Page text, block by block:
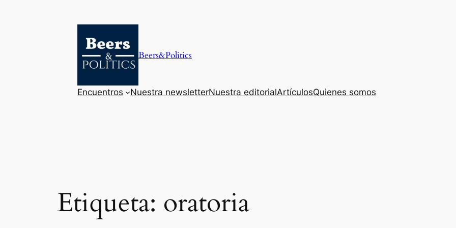
Beers&Politics
Encuentros Nuestra newsletterNuestra editorialArtículosQuienes somos
Etiqueta: oratoria